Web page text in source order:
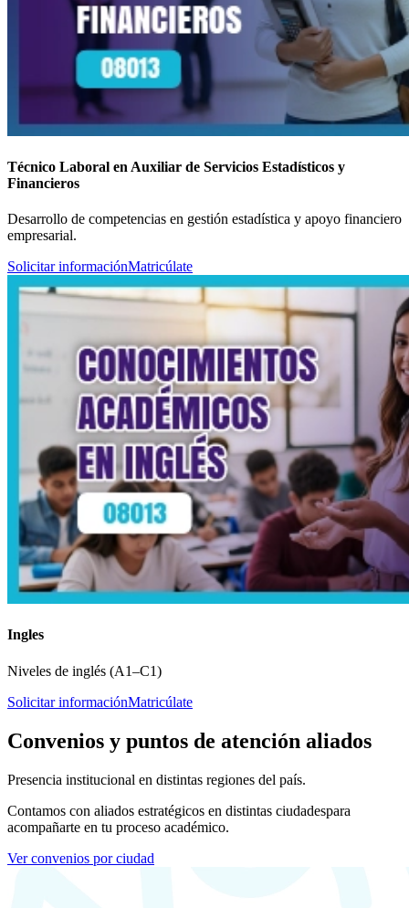
Técnico Laboral en Auxiliar de Servicios Estadísticos y
Financieros
Desarrollo de competencias en gestión estadística y apoyo financiero
empresarial.
Solicitar informaciónMatricúlate
Ingles
Niveles de inglés (A1–C1)
Solicitar informaciónMatricúlate
Convenios y puntos de atención aliados
Presencia institucional en distintas regiones del país.
Contamos con aliados estratégicos en distintas ciudadespara
acompañarte en tu proceso académico.
Ver convenios por ciudad